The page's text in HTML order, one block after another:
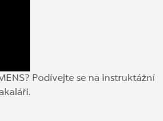
Podívejte se na instruktážní